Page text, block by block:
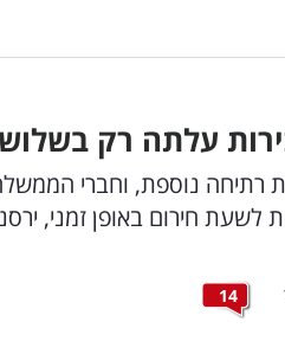
עלתה רק
רתיחה נוספת, וחברי
לשעת חירום באופן זמני,
14